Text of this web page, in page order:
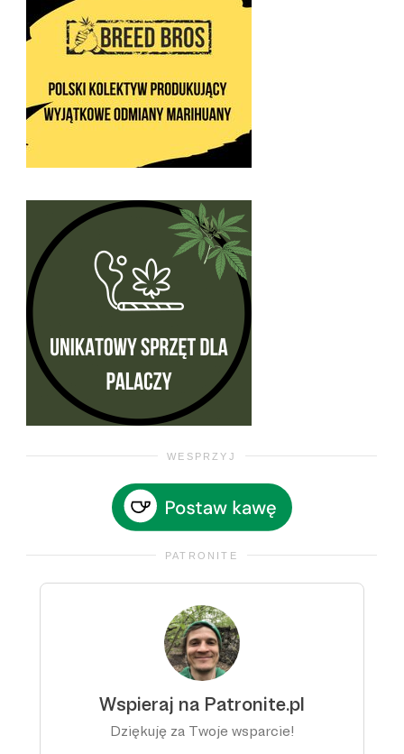
WESPRZYJ
PATRONITE